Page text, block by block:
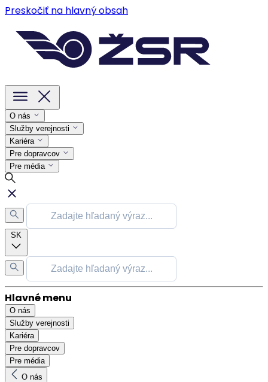
Preskočiť na hlavný obsah
O nás
Služby verejnosti
Kariéra
Pre dopravcov
Pre média
SK
Hlavné menu
O nás
Služby verejnosti
Kariéra
Pre dopravcov
Pre média
O nás